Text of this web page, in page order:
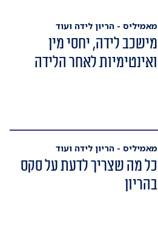
מאמיליס - הריון לידה ועוד
מישכב לידה, יחסי מין
ואינטימיות לאחר הלידה
מאמיליס - הריון לידה ועוד
כל מה שצריך לדעת על סקס
בהריון